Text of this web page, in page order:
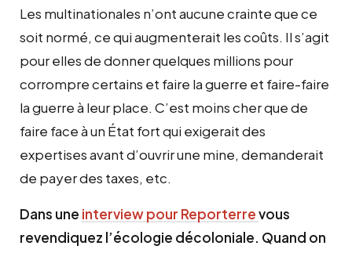
Les multinationales n’ont aucune crainte que ce
soit normé, ce qui augmenterait les coûts. Il s’agit
pour elles de donner quelques millions pour
corrompre certains et faire la guerre et faire-faire
la guerre à leur place. C’est moins cher que de
faire face à un État fort qui exigerait des
expertises avant d’ouvrir une mine, demanderait
de payer des taxes, etc.
Dans une interview pour Reporterrevous
revendiquez l’écologie décoloniale. Quand on